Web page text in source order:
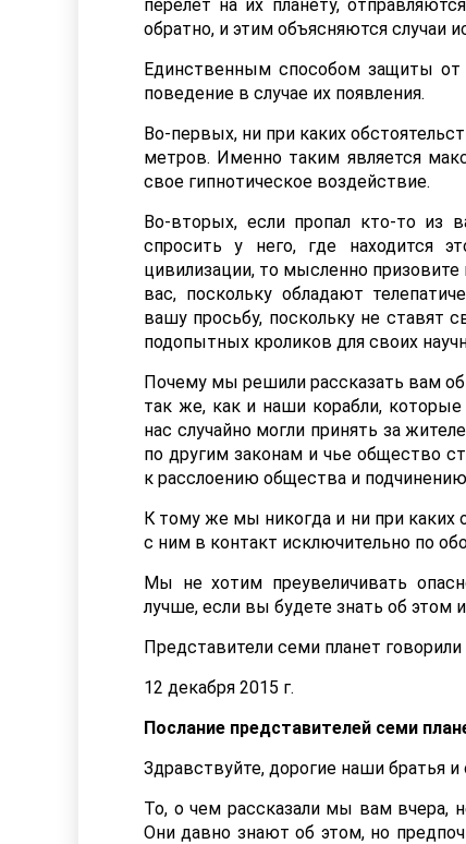
перелет на их планету,
обратно, и этим объясняются случаи
Единственным способом защиты
поведение в случае их появления.
Во-первых, ни при каких
метров. Именно таким является
свое гипнотическое воздействие.
Во-вторых, если пропал кто-то из
спросить у него, где находится
цивилизации, то мысленно
вас, поскольку обладают
вашу просьбу, поскольку не ставят
подопытных кроликов для своих
Почему мы решили рассказать вам
так же, как и наши корабли,
нас случайно могли принять за
по другим законам и чье общество
к расслоению общества и
К тому же мы никогда и ни при каких
с ним в контакт исключительно по
Мы не хотим преувеличивать
лучше, если вы будете знать об
Представители семи планет
12 декабря 2015 г.
Послание представителей семи
Здравствуйте, дорогие наши братья
То, о чем рассказали мы вам вчера,
Они давно знают об этом, но